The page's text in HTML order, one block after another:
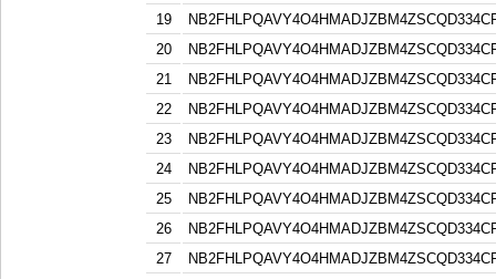
19
20
21
22
23
24
25
26
27